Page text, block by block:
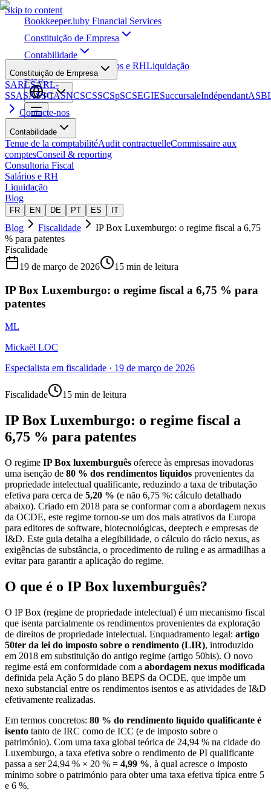
Skip to content
Bookkeeper.luby Financial Services
Constituição de Empresa
Contabilidade
Salários e RHLiquidação
Blog
PT
Constituição de Empresa
SARLSARL-
SSASASSCASNCSCSSCSpSCSEGIESuccursaleIndépendant
Contacte-nos
Contabilidade
Tenue de la comptabilitéAudit contractuelleCommissaire aux
comptesConseil & reporting
Consultoria Fiscal
Salários e RH
Liquidação
Blog
FR EN DE PT ES IT
Blog Fiscalidade
IP Box Luxemburgo: o regime fiscal a 6,75
% para patentes
Fiscalidade
19 de março de 2026
15 min de leitura
IP Box Luxemburgo: o regime fiscal a 6,75 % para
patentes
ML
Mickaël LOC
Especialista em fiscalidade · 19 de março de 2026
Fiscalidade 15 min de leitura
IP Box Luxemburgo: o regime fiscal a
6,75 % para patentes
O regime IP Box luxemburguês oferece às empresas inovadoras
uma isenção de 80 % dos rendimentos líquidos provenientes da
propriedade intelectual qualificante, reduzindo a taxa de tributação
efetiva para cerca de 5,20 % (e não 6,75 %: cálculo detalhado
abaixo). Criado em 2018 para se conformar com a abordagem nexus
da OCDE, este regime tornou-se um dos mais atrativos da Europa
para editores de software, biotecnológicas, deeptech e empresas de
I&D. Este guia detalha a elegibilidade, o cálculo do rácio nexus, as
exigências de substância, o procedimento de ruling e as armadilhas a
evitar para garantir a aplicação do regime.
O que é o IP Box luxemburguês?
O IP Box (regime de propriedade intelectual) é um mecanismo fiscal
que isenta parcialmente os rendimentos provenientes da exploração
de direitos de propriedade intelectual. Enquadramento legal: artigo
50ter da lei do imposto sobre o rendimento (LIR), introduzido
em 2018 em substituição do antigo regime (artigo 50bis). O novo
regime está em conformidade com a abordagem nexus modificada
definida pela Ação 5 do plano BEPS da OCDE, que impõe um
nexo substancial entre os rendimentos isentos e as atividades de I&D
efetivamente realizadas.
Em termos concretos: 80 % do rendimento líquido qualificante é
isento tanto de IRC como de ICC (e de imposto sobre o
património). Com uma taxa global teórica de 24,94 % na cidade do
Luxemburgo, a taxa efetiva sobre o rendimento de PI qualificante
passa a ser 24,94 % × 20 % = 4,99 %, à qual acresce o imposto
mínimo sobre o património para obter uma taxa efetiva típica entre 5
e 6 %.